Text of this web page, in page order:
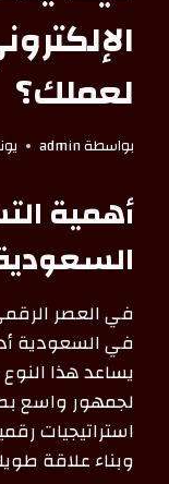
لعملك؟
بواسطةadmin
أهمية
في العصر
في السعودية
يساعد هذا
لجمهور واسع
استراتيجيات
وبناء علاقة